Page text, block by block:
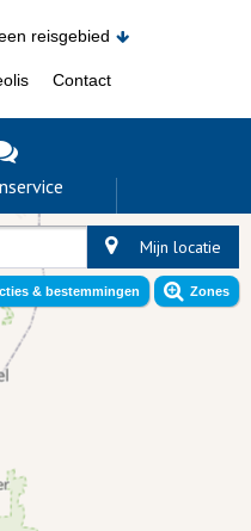
reisgebied
Contact
Mijn locatie
& bestemmingen Zones